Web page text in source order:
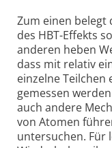
Zum einen belegt
des HBT-Effekts
anderen heben
dass mit relativ
einzelne Teilchen
gemessen
auch andere
von Atomen
untersuchen. Für